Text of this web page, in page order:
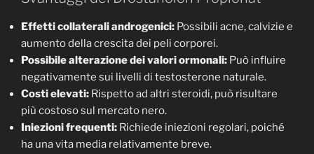
Effetti collaterali androgenici: Possibili acne, calvizie e
aumento della crescita dei peli corporei.
Possibile alterazione dei valori ormonali: Può influire
negativamente sui livelli di testosterone naturale.
Costi elevati: Rispetto ad altri steroidi, può risultare
più costoso sul mercato nero.
Iniezioni frequenti: Richiede iniezioni regolari, poiché
ha una vita media relativamente breve.